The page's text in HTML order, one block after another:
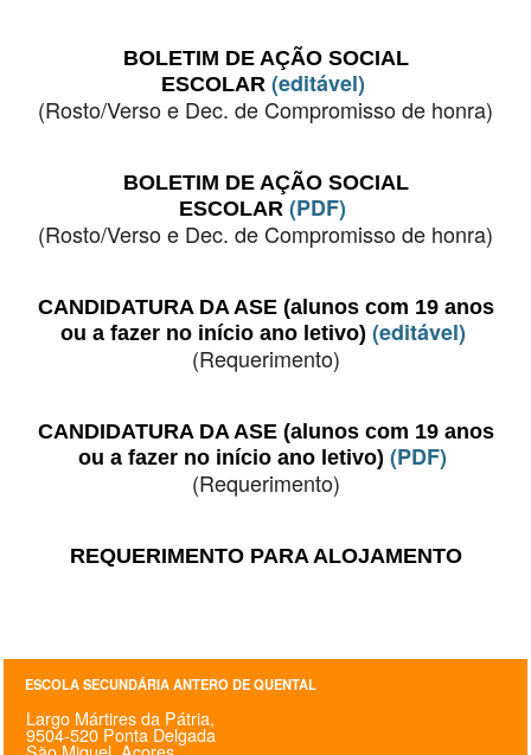
BOLETIM DE AÇÃO SOCIAL
ESCOLAR (editável)
(Rosto/Verso e Dec. de Compromisso de honra)
BOLETIM DE AÇÃO SOCIAL
ESCOLAR (PDF)
(Rosto/Verso e Dec. de Compromisso de honra)
CANDIDATURA DA ASE (alunos com 19 anos
ou a fazer no início ano letivo) (editável)
(Requerimento)
CANDIDATURA DA ASE (alunos com 19 anos
ou a fazer no início ano letivo) (PDF)
(Requerimento)
REQUERIMENTO PARA ALOJAMENTO
ESCOLA SECUNDÁRIA ANTERO DE QUENTAL
Largo Mártires da Pátria,
9504-520 Ponta Delgada